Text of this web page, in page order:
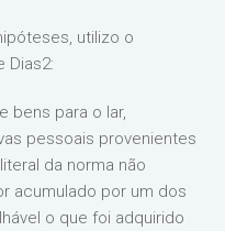
utilizo o
Dias2:
bens para o lar,
pessoais provenientes
da norma não
acumulado por um dos
o que foi adquirido